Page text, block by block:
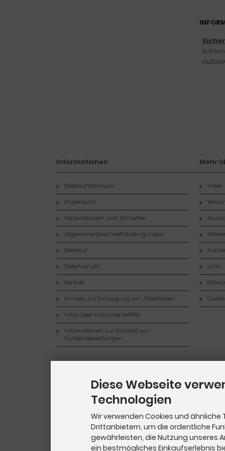
Informationen
Widerrufsformular
Impressum
Versandkosten und Zahlarten
Allgemeine Geschaeftsbedingungen
Widerruf
Datenschutz
Kontakt
Hinweis zur Entsorgung von Altbatterien
Infos über InstrumenteNRW
Informationen zur Echtheit von
Kundenbewertungen
Mehr
Index
Links
Diese Webseite
Technologien
Wir verwenden Cookies und ähnliche
Drittanbietern, um die ordentliche
gewährleisten, die Nutzung unseres
ein bestmögliches Einkaufserlebnis